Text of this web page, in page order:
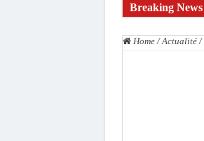
Breaking News
Home / Actualité /